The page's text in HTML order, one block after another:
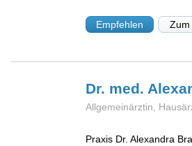
Empfehlen Zum
Dr. med.
Allgemeinärztin,
Praxis Dr. Alexandra